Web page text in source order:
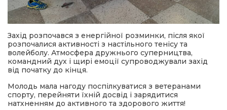
Захід розпочався з енергійної розминки, після якої
розпочалися активності з настільного тенісу та
волейболу. Атмосфера дружнього суперництва,
командний дух і щирі емоції супроводжували захід
від початку до кінця.
Молодь мала нагоду поспілкуватися з ветеранами
спорту, перейняти їхній досвід і зарядитися
натхненням до активного та здорового життя!